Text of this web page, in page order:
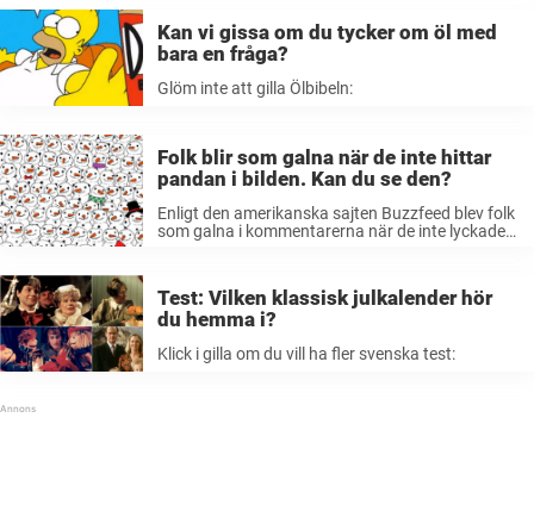
Kan vi gissa om du tycker om öl med
bara en fråga?
Glöm inte att gilla Ölbibeln:
Folk blir som galna när de inte hittar
pandan i bilden. Kan du se den?
Enligt den amerikanska sajten Buzzfeed blev folk
som galna i kommentarerna när de inte lyckades
Test: Vilken klassisk julkalender hör
du hemma i?
Klick i gilla om du vill ha fler svenska test: